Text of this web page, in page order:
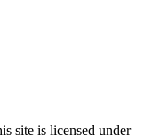
site is licensed under